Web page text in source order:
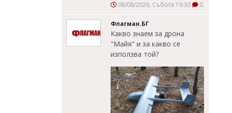
08/08/2026, Събота 19:30 0
Флагман.БГ
Какво знаем за дрона
"Майя" и за какво се
използва той?